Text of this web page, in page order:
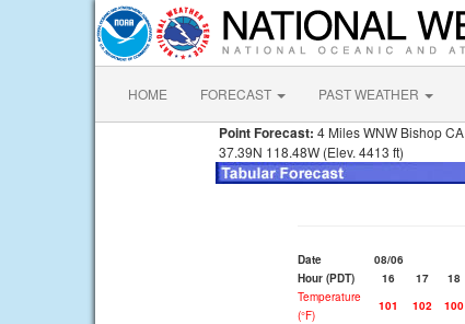
HOME FORECAST PAST WEATHER
Point Forecast: 4 Miles WNW Bishop CA
37.39N 118.48W (Elev. 4413 ft)
Date 08/06
Hour (PDT)
16 17 18
Temperature
(°F)
101 102 100